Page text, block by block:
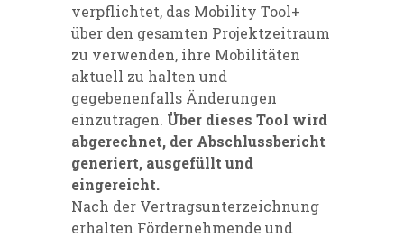
verpflichtet, das Mobility Tool+
über den gesamten Projektzeitraum
zu verwenden, ihre Mobilitäten
aktuell zu halten und
gegebenenfalls Änderungen
einzutragen. Über dieses Tool wird
abgerechnet, der Abschlussbericht
generiert, ausgefüllt und
eingereicht.
Nach der Vertragsunterzeichnung
erhalten Fördernehmende und